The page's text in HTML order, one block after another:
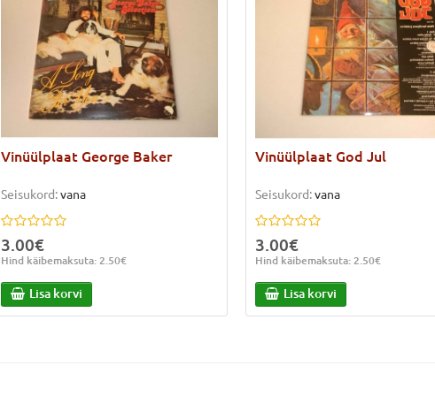
Vinüülplaat George Baker
Seisukord:vana
3.00€
Hind käibemaksuta: 2.50€
Lisa korvi
Vinüülplaat God Jul
Seisukord:vana
3.00€
Hind käibemaksuta: 2.50€
Lisa korvi